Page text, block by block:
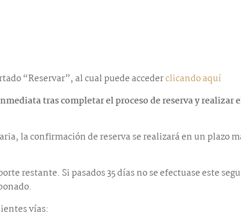
“Reservar”, al cual puede accederclicando aquí
tras completar el proceso de reserva y realizar
la confirmación de reserva se realizará en un plazo
restante. Si pasados 35 días no se efectuase este
vías: